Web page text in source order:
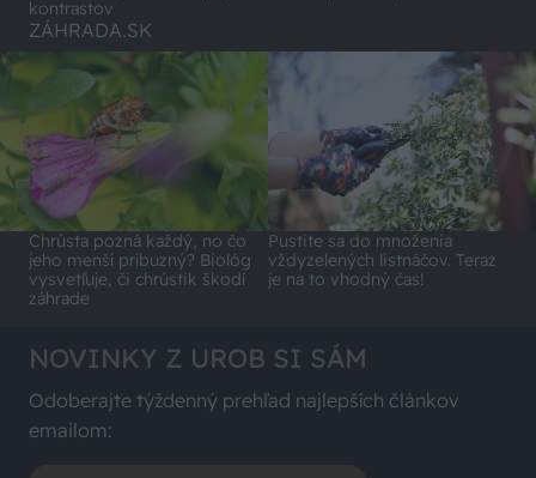
kontrastov
ZÁHRADA.SK
Chrústa pozná každý, no čo
jeho menší príbuzný? Biológ
vysvetľuje, či chrústik škodí
záhrade
Pustite sa do množenia
vždyzelených listnáčov. Teraz
je na to vhodný čas!
NOVINKY Z UROB SI SÁM
Odoberajte týždenný prehľad najlepších článkov
emailom: